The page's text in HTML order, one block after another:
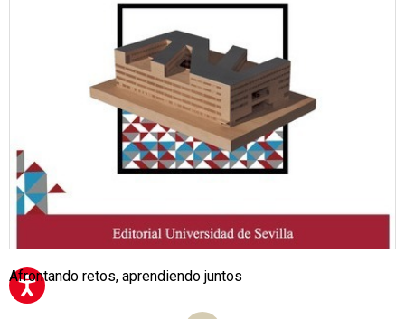
Afrontando retos, aprendiendo juntos